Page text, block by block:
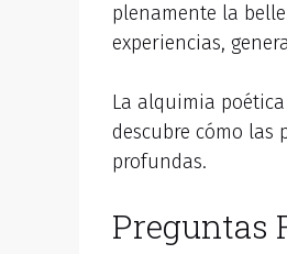
plenamente la
experiencias,
La alquimia
descubre cómo las
profundas.
Preguntas